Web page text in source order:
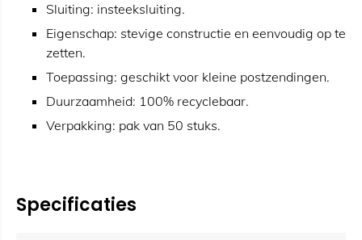
Sluiting: insteeksluiting.
Eigenschap: stevige constructie en eenvoudig op te
zetten.
Toepassing: geschikt voor kleine postzendingen.
Duurzaamheid: 100% recyclebaar.
Verpakking: pak van 50 stuks.
Specificaties